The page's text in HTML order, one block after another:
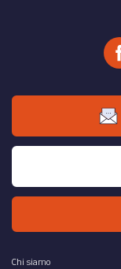
Chi siamo